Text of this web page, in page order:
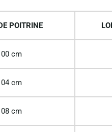
POITRINE
cm
cm
cm